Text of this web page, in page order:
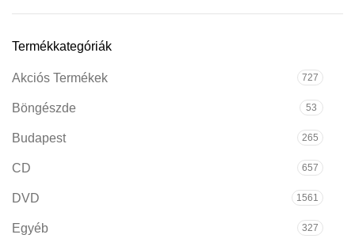
Termékkategóriák
Akciós Termékek 727
Böngészde 53
Budapest 265
CD 657
DVD 1561
Egyéb 327